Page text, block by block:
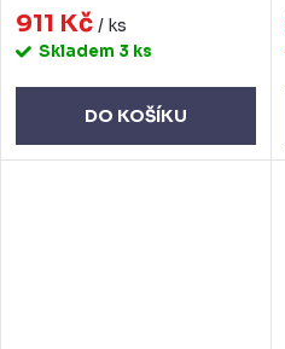
911 Kč / ks
Skladem 3 ks
DO KOŠÍKU